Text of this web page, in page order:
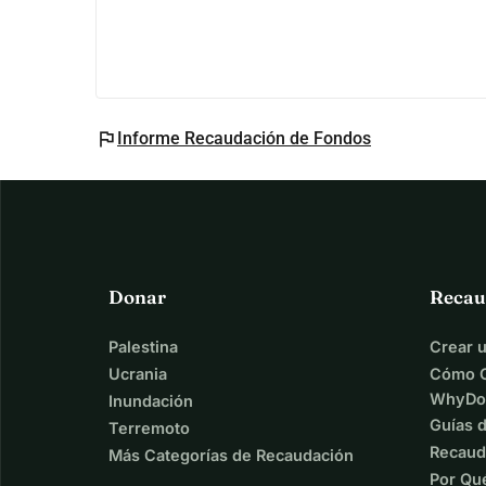
3125500737
3014039488
3007244879
flag Informe Recaudación de Fondos
Donar
Palestina
Ucrania
Inundación
Terremoto
Más Categorías de Recaudación
Crear
Cómo
Guías
Por